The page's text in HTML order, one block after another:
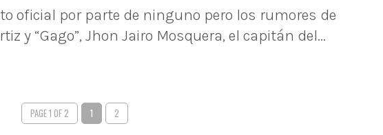
oficial por parte de ninguno pero los rumores de
y “Gago”, Jhon Jairo Mosquera, el capitán del...
PAGE 1 OF 2 1 2